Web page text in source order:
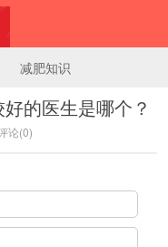
减肥知识
的医生是哪个？
论(0)